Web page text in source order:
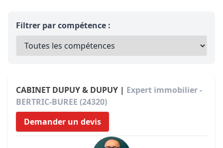
Filtrer par compétence :
CABINET DUPUY & DUPUY | Expert immobilier -
BERTRIC-BUREE (24320)
Demander un devis